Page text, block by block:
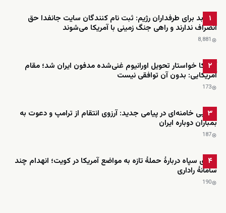
۱
خبر بد برای طرفداران رژیم: ثبت نام کنندگان سایت جانفدا حق
انصراف ندارند و راهی جنگ زمینی با آمریکا می‌شوند
8٬881
۲
آمریکا خواستار تحویل اورانیوم غنی‌شده مدفون ایران شد؛ مقام
آمریکایی: بدون آن توافقی نیست
173
۳
مجتبی خامنه‌ای در پیامی جدید: آرزوی انتقام از ترامپ و دعوت به
بمباران دوباره ایران
187
۴
ادعای سپاه دربارهٔ حملهٔ تازه به مواضع آمریکا در کویت؛ انهدام چند
سامانهٔ راداری
190